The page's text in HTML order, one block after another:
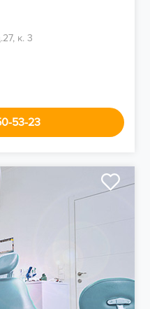
к. 3
53-23